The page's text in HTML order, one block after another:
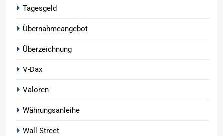
Tagesgeld
Übernahmeangebot
Überzeichnung
V-Dax
Valoren
Währungsanleihe
Wall Street